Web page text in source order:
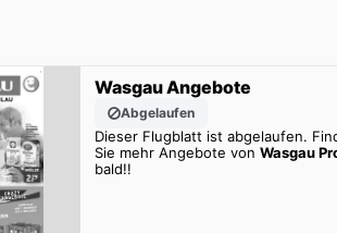
Wasgau Angebote
Abgelaufen
Dieser Flugblatt ist abgelaufen.
Sie mehr Angebote vonWasgau
bald!!